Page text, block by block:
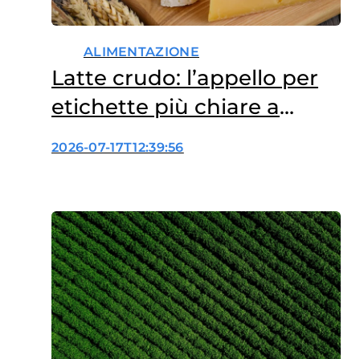
ALIMENTAZIONE
Latte crudo: l’appello per
etichette più chiare a
tutela dei bambini
2026-07-17T12:39:56